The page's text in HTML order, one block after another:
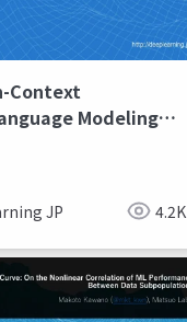
Context
Modeling
JP 4.2K